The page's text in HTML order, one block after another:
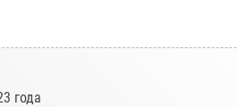
года